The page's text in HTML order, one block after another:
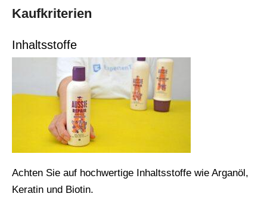
Kaufkriterien
Inhaltsstoffe
Achten Sie auf hochwertige Inhaltsstoffe wie Arganöl,
Keratin und Biotin.